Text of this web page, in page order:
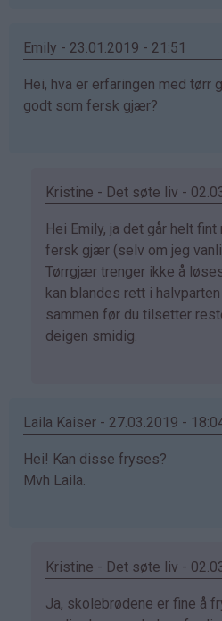
Emily - 23.01.2019 - 21:51
Hei, hva er erfaringen med tørr
godt som fersk gjær?
Kristine - Det søte liv -
Som
svar
på
av
Emily
(ikke
Hei Emily, ja det går helt
fersk gjær (selv om jeg
Tørrgjær trenger ikke å
kan blandes rett i
sammen før du tilsetter
deigen smidig.
Laila Kaiser - 27.03.2019 -
Hei! Kan disse fryses?
Mvh Laila.
Kristine - Det søte liv -
Som
Ja, skolebrødene er fine å